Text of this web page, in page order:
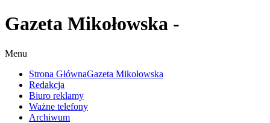
Gazeta Mikołowska -
Menu
Strona GłównaGazeta Mikołowska
Redakcja
Biuro reklamy
Ważne telefony
Archiwum